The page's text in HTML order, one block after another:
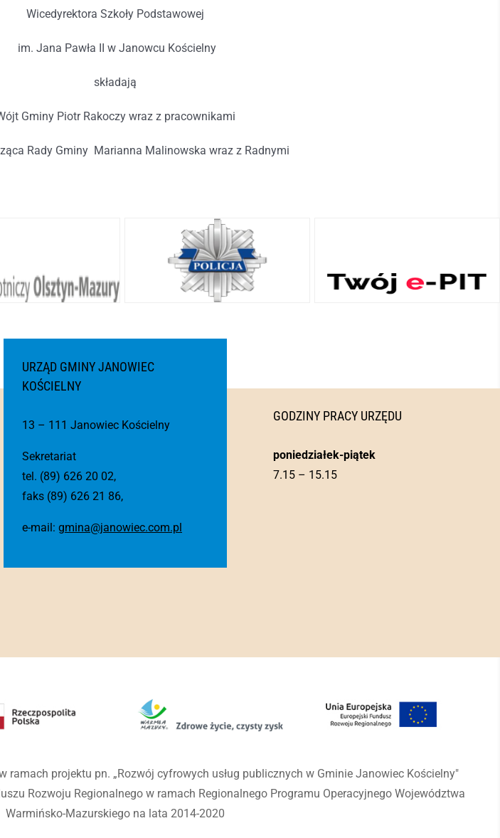
Wicedyrektora Szkoły Podstawowej
im. Jana Pawła II w Janowcu Kościelny
składają
Gminy Piotr Rakoczy wraz z pracownikami
Rady Gminy Marianna Malinowska wraz z Radnymi
URZĄD GMINY JANOWIEC
KOŚCIELNY
13 – 111 Janowiec Kościelny
Sekretariat
tel. (89) 626 20 02,
faks (89) 626 21 86,
e-mail: gmina@janowiec.com.pl
GODZINY PRACY URZĘDU
poniedziałek-piątek
7.15 – 15.15
ramach projektu pn. „Rozwój cyfrowych usług publicznych w Gminie Janowiec Kościelny"
Rozwoju Regionalnego w ramach Regionalnego Programu Operacyjnego Województwa
Warmińsko-Mazurskiego na lata 2014-2020